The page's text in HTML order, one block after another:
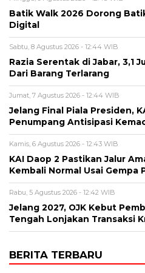
Batik Walk 2026 Dorong
Digital
Sabtu, 8 Agustus 2026 - 12:44 WIB
Razia Serentak di Jabar, 3,1
Dari Barang Terlarang
Jumat, 7 Agustus 2026 - 12:44 WIB
Jelang Final Piala Presiden,
Penumpang Antisipasi
Kamis, 6 Agustus 2026 - 12:43 WIB
KAI Daop 2 Pastikan Jalur
Kembali Normal Usai Gempa
Rabu, 5 Agustus 2026 - 12:42 WIB
Jelang 2027, OJK Kebut
Tengah Lonjakan Transaksi
BERITA TERBARU